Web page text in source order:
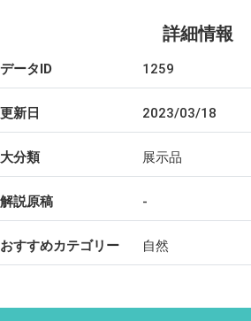
詳細情報
データID 1259
更新日 2023/03/18
大分類 展示品
解説原稿 -
おすすめカテゴリー 自然